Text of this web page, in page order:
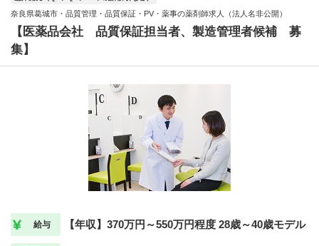
奈良県葛城市・品質管理・品質保証・PV・薬事の薬剤師求人（法人名非公開）
【医薬品会社 品質保証担当者、製造管理者候補 募
集】
給与 【年収】370万円～550万円程度 28歳～40歳モデル